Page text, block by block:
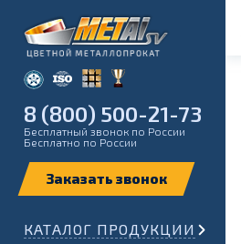
8 (800) 500-21-73
Бесплатный звонок по России
Бесплатно по России
КАТАЛОГ ПРОДУКЦИИ